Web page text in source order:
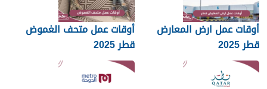
أوقات عمل ارض المعارض
قطر 2025
أوقات عمل متحف الغموض
قطر 2025